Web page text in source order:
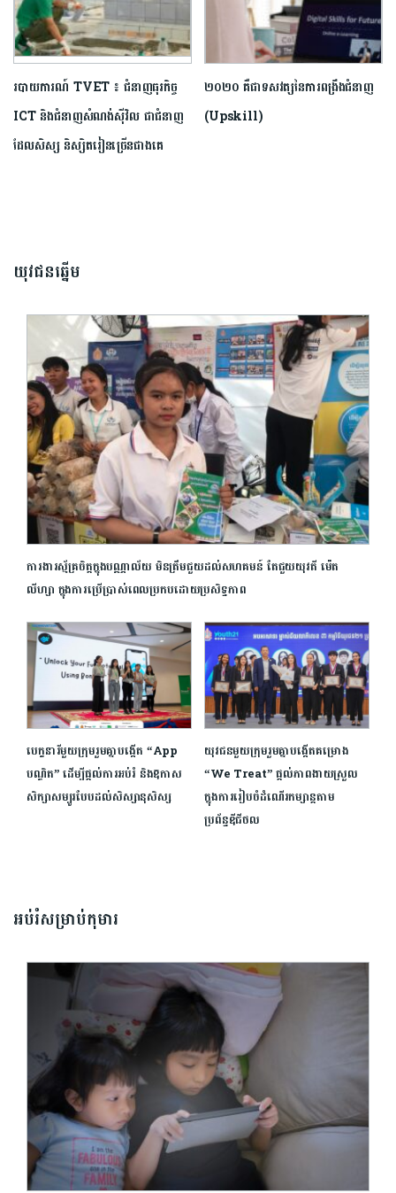
របាយការណ៍ TVET ៖ ជំនាញធុរកិច្ច
ICT និងជំនាញសំណង់ស៊ីវិល ជាជំនាញ
ដែលសិស្ស និស្សិត​រៀនច្រើនជាងគេ
២០២០ គឺជាទសវត្សនៃការពង្រឹងជំនាញ
(Upskill)
យុវជនឆ្នើម
ការងារស្ម័គ្រចិត្តក្នុងបណ្ណាល័យ មិនត្រឹមជួយដល់សហគមន៍ តែជួយយុវតី ម៉េត
លីហ្សា ក្នុងការប្រើប្រាស់ពេលប្រកបដោយប្រសិទ្ធភាព
បេក្ខនារីមួយក្រុមរួមគ្នាបង្កើត “App
បណ្ឌិត” ដើម្បីផ្ដល់ការអប់រំ និងឱកាស
សិក្សាសម្បូរបែបដល់សិស្សានុសិស្ស
យុវជនមួយក្រុមរួមគ្នា​បង្កើតគម្រោង
“We Treat” ផ្ដល់ភាពងាយស្រួល
ក្នុងការរៀបចំដំណើរកម្សាន្តតាម
ប្រព័ន្ធឌីជីថល
អប់រំសម្រាប់កុមារ